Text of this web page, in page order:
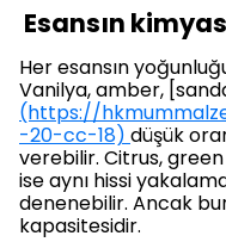
Esansın
Her esansın
Vanilya, amber,
(https://
-20-cc-18) düşük
verebilir. Citrus,
ise aynı hissi
denenebilir. Ancak
kapasitesidir.